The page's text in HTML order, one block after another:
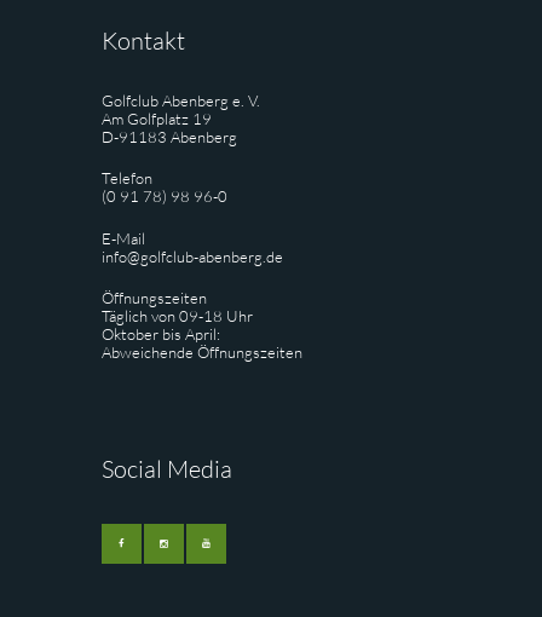
Kontakt
Golfclub Abenberg e. V.
Am Golfplatz 19
D-91183 Abenberg
Telefon
(0 91 78) 98 96-0
E-Mail
info@golfclub-abenberg.de
Öffnungszeiten
Täglich von 09-18 Uhr
Oktober bis April:
Abweichende Öffnungszeiten
Social Media